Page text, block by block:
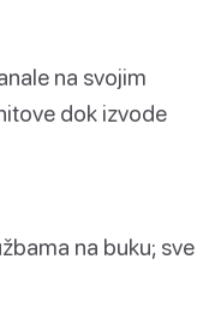
na svojim
dok izvode
na buku; sve